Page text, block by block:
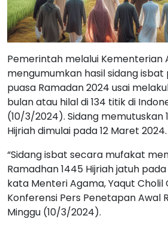
Pemerintah melalui Kementerian
mengumumkan hasil sidang
puasa Ramadan 2024 usai
bulan atau hilal di 134 titik di
(10/3/2024). Sidang memutuskan
Hijriah dimulai pada 12 Maret 2024.
“Sidang isbat secara mufakat
Ramadhan 1445 Hijriah jatuh pada
kata Menteri Agama, Yaqut Cholil
Konferensi Pers Penetapan Awal
Minggu (10/3/2024).